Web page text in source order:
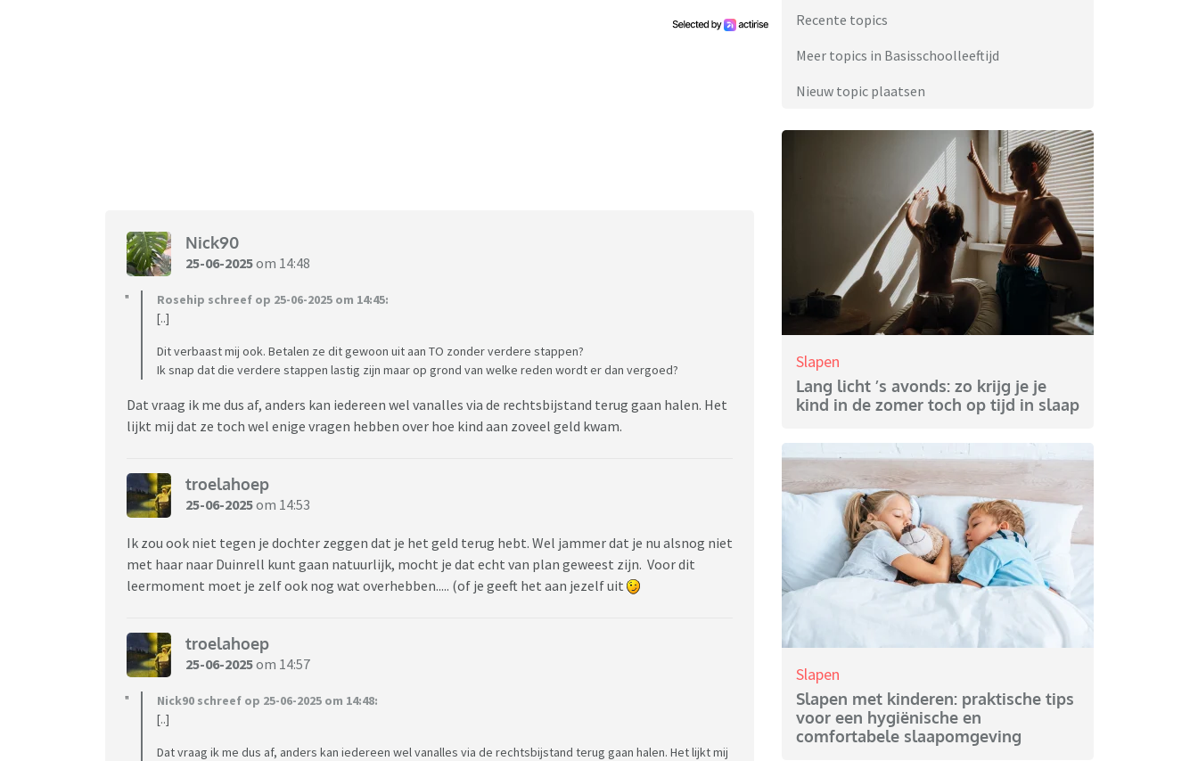
Nick90
25-06-2025om 14:48
Rosehip schreef op 25-06-2025 om 14:45:
[..]
Dit verbaast mij ook. Betalen ze dit gewoon uit aan TO zonder verdere stappen?
Ik snap dat die verdere stappen lastig zijn maar op grond van welke reden wordt er dan vergoed?
Dat vraag ik me dus af, anders kan iedereen wel vanalles via de rechtsbijstand terug gaan halen. Het
lijkt mij dat ze toch wel enige vragen hebben over hoe kind aan zoveel geld kwam.
troelahoep
25-06-2025om 14:53
Ik zou ook niet tegen je dochter zeggen dat je het geld terug hebt. Wel jammer dat je nu alsnog niet
met haar naar Duinrell kunt gaan natuurlijk, mocht je dat echt van plan geweest zijn. Voor dit
leermoment moet je zelf ook nog wat overhebben..... (of je geeft het aan jezelf uit
troelahoep
25-06-2025om 14:57
Nick90 schreef op 25-06-2025 om 14:48:
[..]
Dat vraag ik me dus af, anders kan iedereen wel vanalles via de rechtsbijstand terug gaan halen. Het lijkt mij
Recente topics
Meer topics in Basisschoolleeftijd
Nieuw topic plaatsen
Slapen
Lang licht ’s avonds: zo krijg je je
kind in de zomer toch op tijd in slaap
Slapen
Slapen met kinderen: praktische tips
voor een hygiënische en
comfortabele slaapomgeving